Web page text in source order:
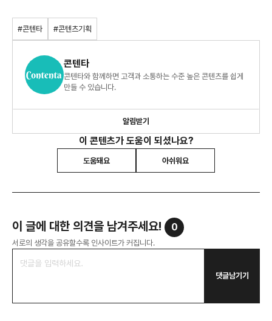
#콘텐타 #콘텐츠기획
콘텐타
콘텐타와 함께하면 고객과 소통하는 수준 높은 콘텐츠를 쉽게
만들 수 있습니다.
알림받기
이 콘텐츠가 도움이 되셨나요?
도움돼요 아쉬워요
이 글에 대한 의견을 남겨주세요! 0
서로의 생각을 공유할수록 인사이트가 커집니다.
댓글남기기